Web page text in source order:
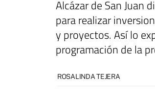
Alcázar de San Juan
para realizar
y proyectos. Así lo
programación de la
ROSALINDA TEJERA